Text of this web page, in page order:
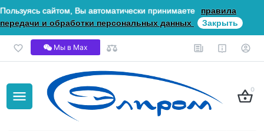
Пользуясь сайтом, Вы автоматически принимаете
правила
передачи и обработки персональных данных
Закрыть
Мы в Мах
0